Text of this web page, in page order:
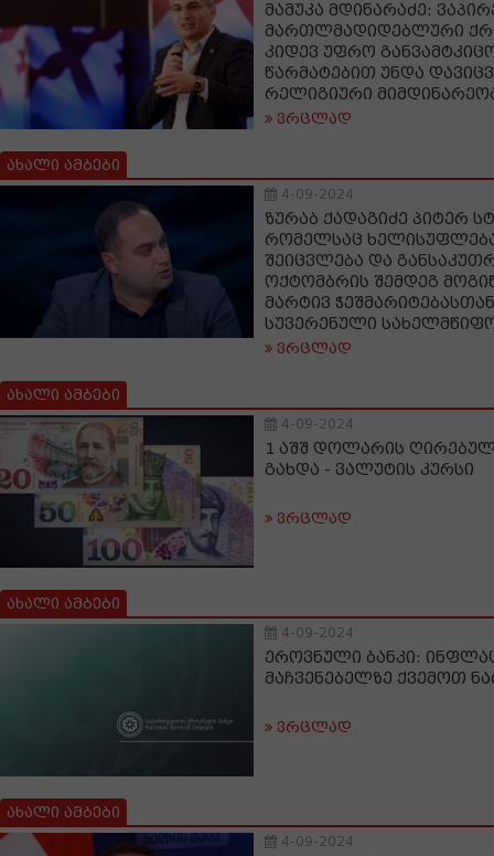
მამუკა მდინარაძე:
მართლმადიდებლური
კიდევ უფრო
წარმატებით უნდა
რელიგიური
ვრცლად
ახალი ამბები
4-09-2024
ზურაბ ქადაგიძე პიტერ
რომელსაც
შეიცვლება და
ოქტომბრის შემდეგ
მარტივ
სუვერენული
ვრცლად
ახალი ამბები
4-09-2024
1 აშშ დოლარის
გახდა - ვალუტის კურსი
ვრცლად
ახალი ამბები
4-09-2024
ეროვნული ბანკი:
მაჩვენებელზე ქვემოთ
ვრცლად
ახალი ამბები
4-09-2024